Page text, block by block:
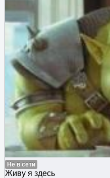
Не в сети
Живу я здесь